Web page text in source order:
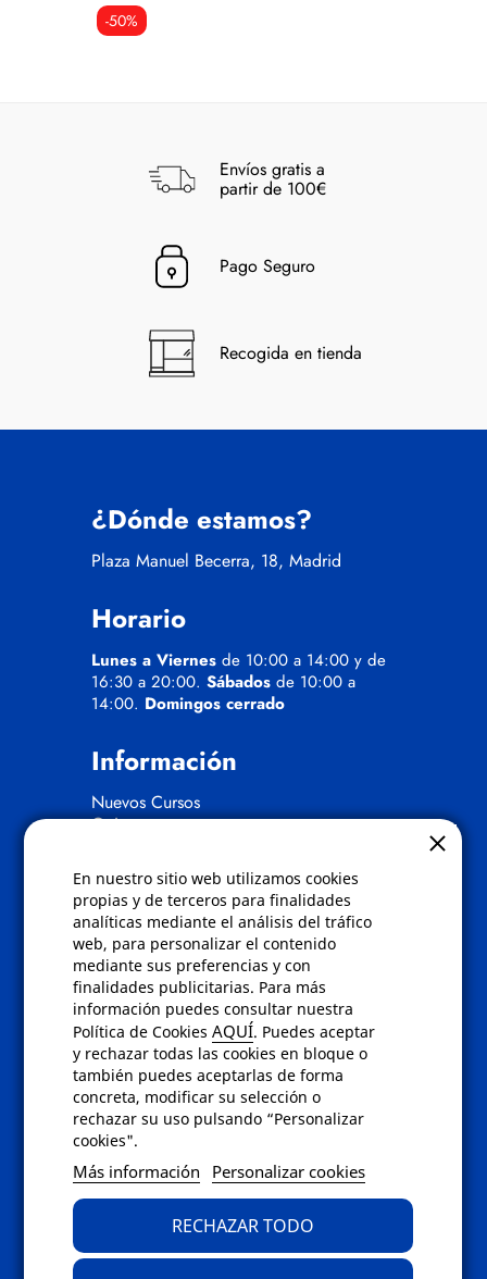
En nuestro sitio web utilizamos cookies
propias y de terceros para finalidades
analíticas mediante el análisis del tráfico
web, para personalizar el contenido
mediante sus preferencias y con
finalidades publicitarias. Para más
información puedes consultar nuestra
Política de CookiesAQUÍ. Puedes aceptar
y rechazar todas las cookies en bloque o
también puedes aceptarlas de forma
concreta, modificar su selección o
rechazar su uso pulsando “Personalizar
cookies".
Más información Personalizar cookies
RECHAZAR TODO
-50%
Envíos gratis a
partir de 100€
Pago Seguro
Recogida en tienda
¿Dónde estamos?
Plaza Manuel Becerra, 18, Madrid
Horario
Lunes a Viernes de 10:00 a 14:00 y de
16:30 a 20:00. Sábados de 10:00 a
14:00. Domingos cerrado
Información
Nuevos Cursos
Quienes somos
Políticas
Condiciones de compra
Aviso de privacidad
Cookies
Bajas comunicados comerciales
Derecho de desistimiento
Preguntas frecuentes
Contacto
Envíanos un email a
bien rellena nuestroformulario de
contacto